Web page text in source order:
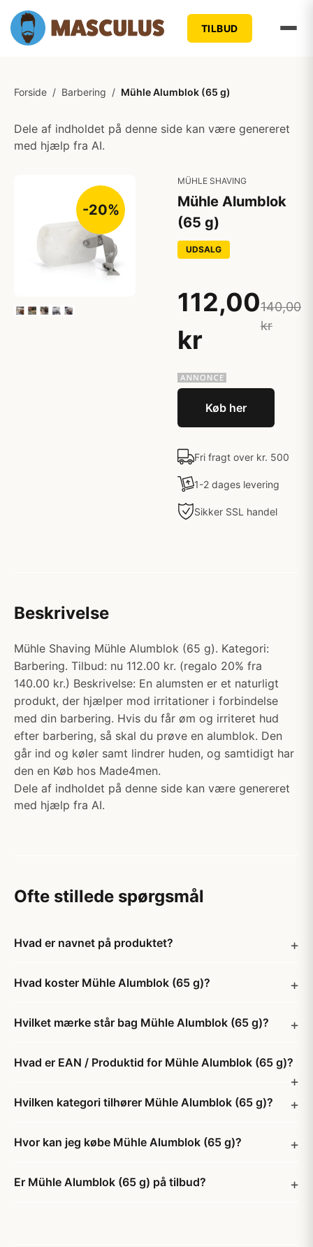
TILBUD
Forside / Barbering / Mühle Alumblok (65 g)
Dele af indholdet på denne side kan være genereret
med hjælp fra AI.
-20%
MÜHLE SHAVING
Mühle Alumblok
(65 g)
UDSALG
112,00
kr
140,00
kr
Køb her
Fri fragt over kr. 500
1-2 dages levering
Sikker SSL handel
Beskrivelse
Mühle Shaving Mühle Alumblok (65 g). Kategori:
Barbering. Tilbud: nu 112.00 kr. (regalo 20% fra
140.00 kr.) Beskrivelse: En alumsten er et naturligt
produkt, der hjælper mod irritationer i forbindelse
med din barbering. Hvis du får øm og irriteret hud
efter barbering, så skal du prøve en alumblok. Den
går ind og køler samt lindrer huden, og samtidigt har
den en Køb hos Made4men.
Dele af indholdet på denne side kan være genereret
med hjælp fra AI.
Ofte stillede spørgsmål
Hvad er navnet på produktet?
Hvad koster Mühle Alumblok (65 g)?
Hvilket mærke står bag Mühle Alumblok (65 g)?
Hvad er EAN / Produktid for Mühle Alumblok (65 g)?
Hvilken kategori tilhører Mühle Alumblok (65 g)?
Hvor kan jeg købe Mühle Alumblok (65 g)?
Er Mühle Alumblok (65 g) på tilbud?